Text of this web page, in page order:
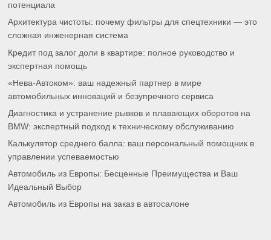
потенциала
Архитектура чистоты: почему фильтры для спецтехники — это
сложная инженерная система
Кредит под залог доли в квартире: полное руководство и
экспертная помощь
«Нева-Автоком»: ваш надежный партнер в мире
автомобильных инноваций и безупречного сервиса
Диагностика и устранение рывков и плавающих оборотов на
BMW: экспертный подход к техническому обслуживанию
Калькулятор среднего балла: ваш персональный помощник в
управлении успеваемостью
Автомобиль из Европы: Бесценные Преимущества и Ваш
Идеальный Выбор
Автомобиль из Европы на заказ в автосалоне